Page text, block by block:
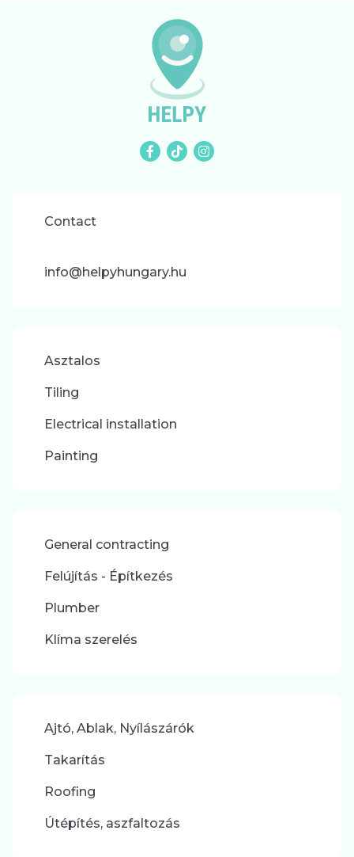
Contact
info@helpyhungary.hu
Asztalos
Tiling
Electrical installation
Painting
General contracting
Felújítás - Építkezés
Plumber
Klíma szerelés
Ajtó, Ablak, Nyílászárók
Takarítás
Roofing
Útépítés, aszfaltozás